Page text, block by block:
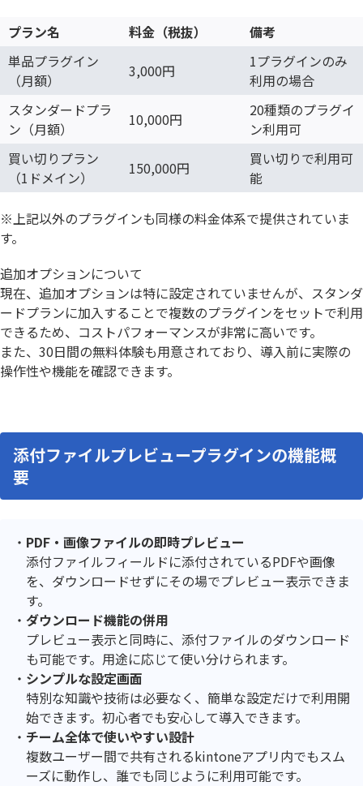
プラン名 料金（税抜）
備考
単品プラグイン
（月額）
3,000円
1プラグインのみ
利用の場合
スタンダードプラ
ン（月額）
10,000円
20種類のプラグイ
ン利用可
買い切りプラン
（1ドメイン）
150,000円
買い切りで利用可
能
※上記以外のプラグインも同様の料金体系で提供されていま
す。
追加オプションについて
現在、追加オプションは特に設定されていませんが、スタンダ
ードプランに加入することで複数のプラグインをセットで利用
できるため、コストパフォーマンスが非常に高いです。
また、30日間の無料体験も用意されており、導入前に実際の
操作性や機能を確認できます。
添付ファイルプレビュープラグインの機能概
要
PDF・画像ファイルの即時プレビュー
添付ファイルフィールドに添付されているPDFや画像
を、ダウンロードせずにその場でプレビュー表示できま
す。
ダウンロード機能の併用
プレビュー表示と同時に、添付ファイルのダウンロード
も可能です。用途に応じて使い分けられます。
シンプルな設定画面
特別な知識や技術は必要なく、簡単な設定だけで利用開
始できます。初心者でも安心して導入できます。
チーム全体で使いやすい設計
複数ユーザー間で共有されるkintoneアプリ内でもスム
ーズに動作し、誰でも同じように利用可能です。